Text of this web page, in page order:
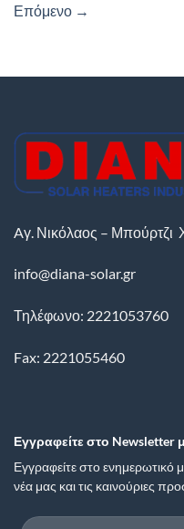
Επόμενο →
Aγ. Νικόλαος – Μπούρτζι
info@diana-solar.gr
Τηλέφωνο: 2221053760
Fax: 2221055460
Εγγραφείτε στο Newsletter
Εγγραφείτε στο ενημερωτικό
νέα μας και τις καινούριες